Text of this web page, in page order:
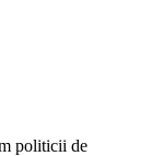
politicii de